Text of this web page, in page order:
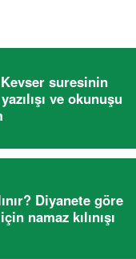
suresinin
ve okunuşu
Diyanete göre
namaz kılınışı